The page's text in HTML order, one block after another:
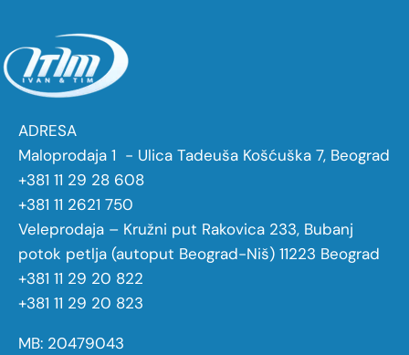
ADRESA
Maloprodaja 1 - Ulica Tadeuša Košćuška 7, Beograd
+381 11 29 28 608
+381 11 2621 750
Veleprodaja – Kružni put Rakovica 233, Bubanj
potok petlja (autoput Beograd-Niš) 11223 Beograd
+381 11 29 20 822
+381 11 29 20 823
MB: 20479043